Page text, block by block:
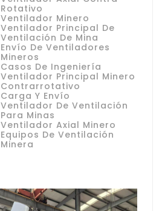
Rotativo
Ventilador Minero
Ventilador Principal De
Ventilación De Mina
Envío De Ventiladores
Mineros
Casos De Ingeniería
Ventilador Principal Minero
Contrarrotativo
Carga Y Envío
Ventilador De Ventilación
Para Minas
Ventilador Axial Minero
Equipos De Ventilación
Minera